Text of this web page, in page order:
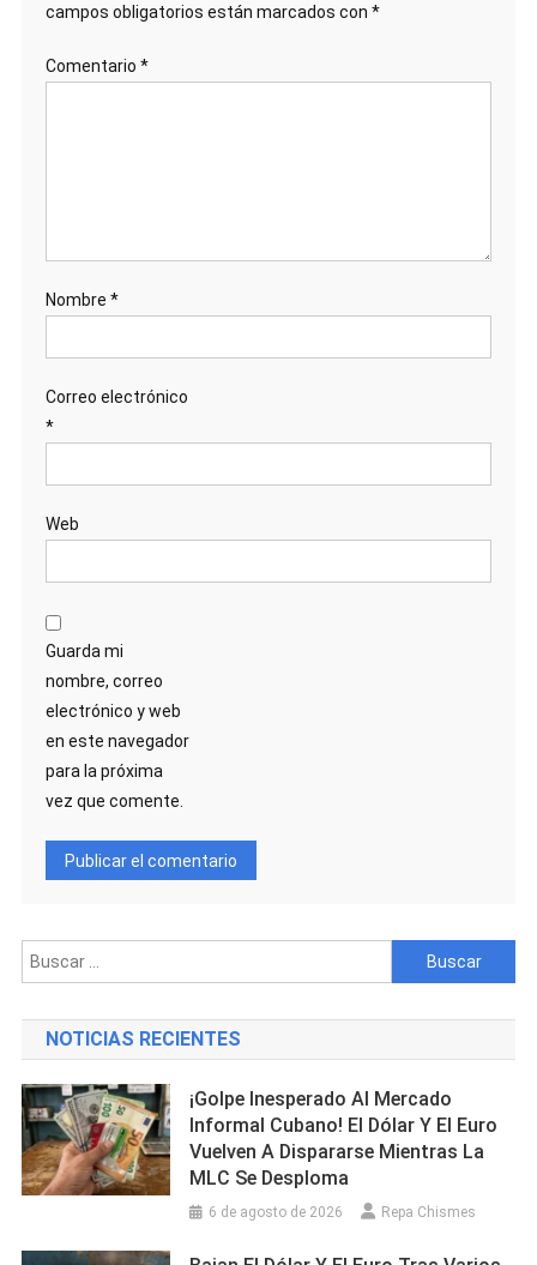
campos obligatorios están marcados con *
Comentario *
Nombre *
Correo electrónico
*
Web
Guarda mi
nombre, correo
electrónico y web
en este navegador
para la próxima
vez que comente.
Buscar:
NOTICIAS RECIENTES
¡Golpe Inesperado Al Mercado
Informal Cubano! El Dólar Y El Euro
Vuelven A Dispararse Mientras La
MLC Se Desploma
6 de agosto de 2026 Repa Chismes